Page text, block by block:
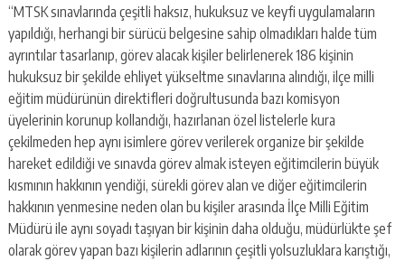
“MTSK sınavlarında çeşitli haksız, hukuksuz ve keyfi uygulamaların
yapıldığı, herhangi bir sürücü belgesine sahip olmadıkları halde tüm
ayrıntılar tasarlanıp, görev alacak kişiler belirlenerek 186 kişinin
hukuksuz bir şekilde ehliyet yükseltme sınavlarına alındığı, ilçe milli
eğitim müdürünün direktifleri doğrultusunda bazı komisyon
üyelerinin korunup kollandığı, hazırlanan özel listelerle kura
çekilmeden hep aynı isimlere görev verilerek organize bir şekilde
hareket edildiği ve sınavda görev almak isteyen eğitimcilerin büyük
kısmının hakkının yendiği, sürekli görev alan ve diğer eğitimcilerin
hakkının yenmesine neden olan bu kişiler arasında İlçe Milli Eğitim
Müdürü ile aynı soyadı taşıyan bir kişinin daha olduğu, müdürlükte şef
olarak görev yapan bazı kişilerin adlarının çeşitli yolsuzluklara karıştığı,